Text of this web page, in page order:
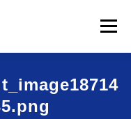
メニュー
一覧 過去公演